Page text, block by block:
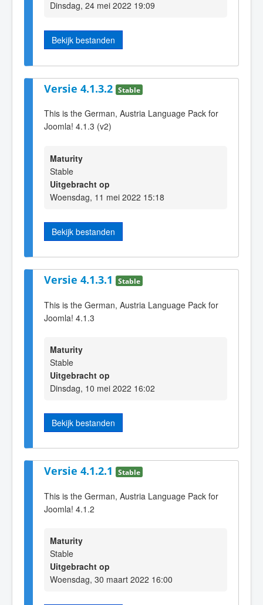
Dinsdag, 24 mei 2022 19:09
Bekijk bestanden
Versie 4.1.3.2 Stable
This is the German, Austria Language Pack for
Joomla! 4.1.3 (v2)
Maturity
Stable
Uitgebracht op
Woensdag, 11 mei 2022 15:18
Bekijk bestanden
Versie 4.1.3.1 Stable
This is the German, Austria Language Pack for
Joomla! 4.1.3
Maturity
Stable
Uitgebracht op
Dinsdag, 10 mei 2022 16:02
Bekijk bestanden
Versie 4.1.2.1 Stable
This is the German, Austria Language Pack for
Joomla! 4.1.2
Maturity
Stable
Uitgebracht op
Woensdag, 30 maart 2022 16:00